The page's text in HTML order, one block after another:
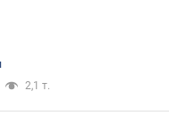
2,1 т.